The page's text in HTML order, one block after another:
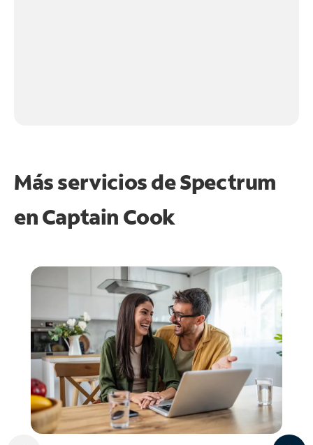
Más servicios de Spectrum
enCaptain Cook